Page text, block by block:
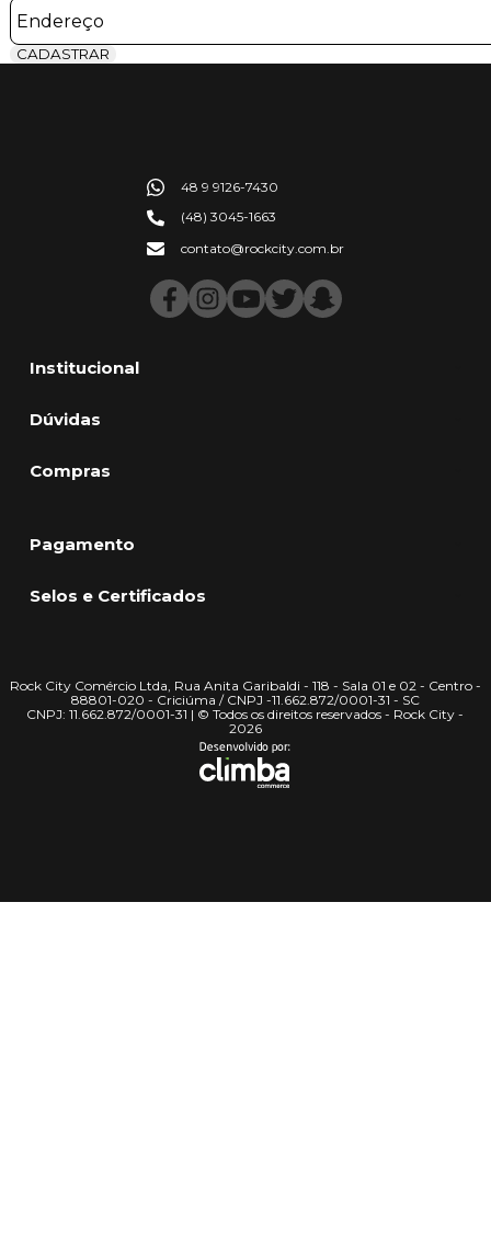
CADASTRAR
Institucional
Dúvidas
Compras
48 9 9126-7430
(48) 3045-1663
contato@rockcity.com.br
Pagamento
Selos e Certificados
Rock City Comércio Ltda, Rua Anita Garibaldi - 118 - Sala 01 e 02 - Centro -
88801-020 - Criciúma / CNPJ -11.662.872/0001-31 - SC
CNPJ: 11.662.872/0001-31 | © Todos os direitos reservados - Rock City -
2026